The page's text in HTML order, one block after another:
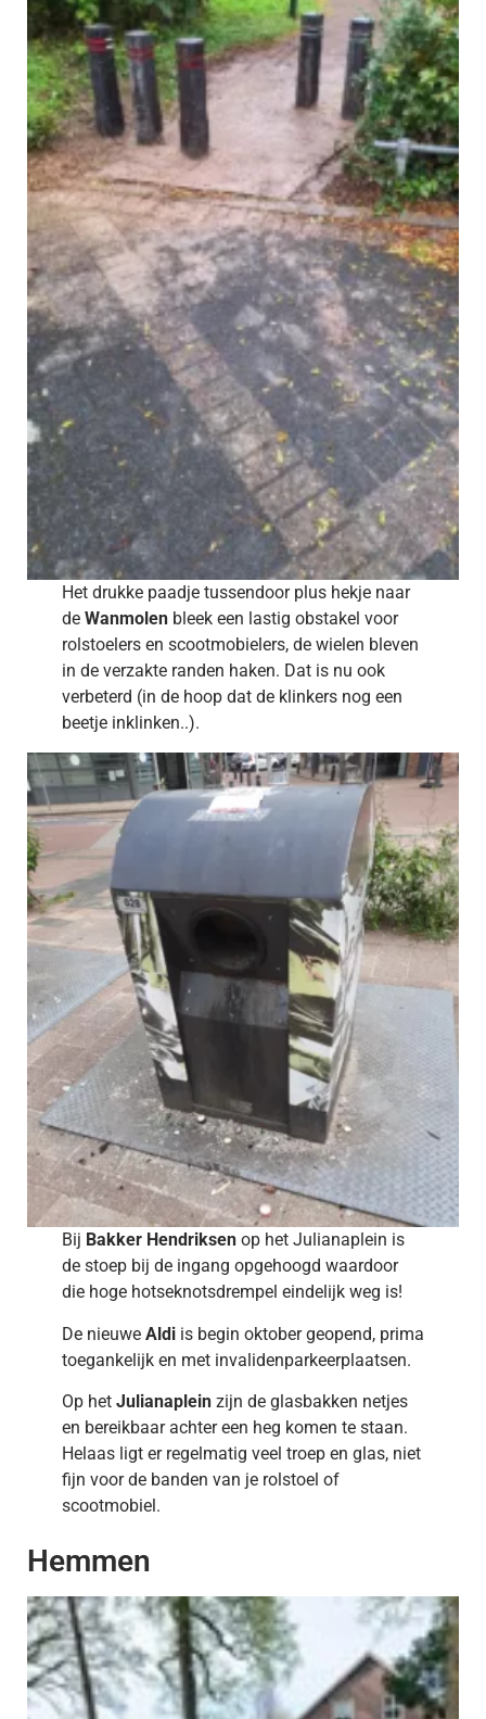
Het drukke paadje tussendoor plus hekje naar
de Wanmolenbleek een lastig obstakel voor
rolstoelers en scootmobielers, de wielen bleven
in de verzakte randen haken. Dat is nu ook
verbeterd (in de hoop dat de klinkers nog een
beetje inklinken..).
Bij Bakker Hendriksenop het Julianaplein is
de stoep bij de ingang opgehoogd waardoor
die hoge hotseknotsdrempel eindelijk weg is!
De nieuwe Aldi is begin oktober geopend, prima
toegankelijk en met invalidenparkeerplaatsen.
Op het Julianaplein zijn de glasbakken netjes
en bereikbaar achter een heg komen te staan.
Helaas ligt er regelmatig veel troep en glas, niet
fijn voor de banden van je rolstoel of
scootmobiel.
Hemmen